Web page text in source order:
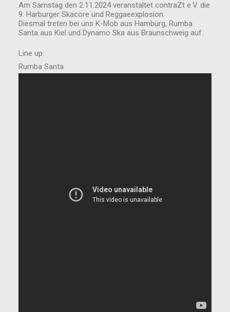
Am Samstag den 2.11.2024 veranstaltet contraZt e.V. die
9. Harburger Skacore und Reggaeexplosion.
Diesmal treten bei uns K-Mob aus Hamburg, Rumba
Santa aus Kiel und Dynamo Ska aus Braunschweig auf.
Line up:
Rumba Santa